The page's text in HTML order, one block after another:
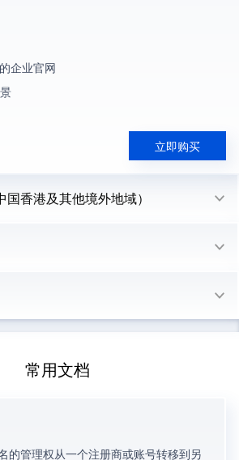
企业官网
立即购买
香港及其他境外地域）
常用文档
的管理权从一个注册商或账号转移到另